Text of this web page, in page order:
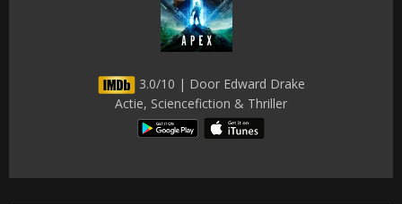
3.0/10 | Door Edward Drake
Actie, Sciencefiction & Thriller